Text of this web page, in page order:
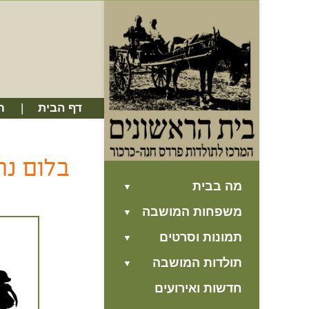
דף הבית
מה בבית
משפחות המושבה
תמונות וסרטים
תולדות המושבה
חדשות ואירועים
בלום